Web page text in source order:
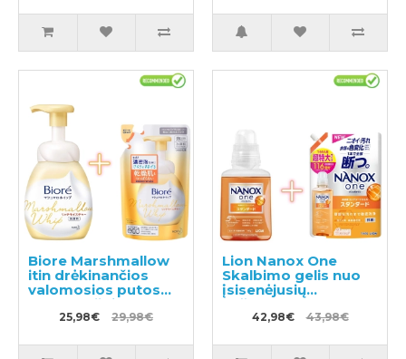
Biore Marshmallow
itin drėkinančios
valomosios putos
150ml + užpildas
130ml25,98€ 29,98€
Lion Nanox One
Skalbimo gelis nuo
įsisenėjusių
nešvarumų 380g +
užpildas 1160g
42,98€ 43,98€